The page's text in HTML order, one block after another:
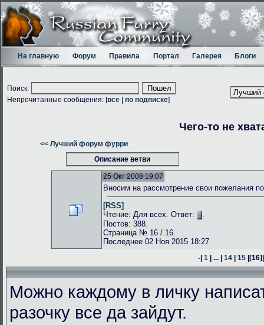
На главную Форум Правила Портал Галерея Блоги
Поиск:
Непрочитанные сообщения: [все по подписке]
Чего-то не
<< Лучший форум фурри
Описание ветви
25 Окт 2008 19:07
Вносим на рассмотрение свои пожелания
[RSS]
Чтение: Для всех. Ответ:
.
Постов: 388.
Страница № 16 / 16.
Последнее 02 Ноя 2015 18:27.
-| 1 | ... | 14 | 15 |[16]
Можно каждому в личку
разочку все да зайдут.